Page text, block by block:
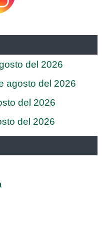
del 2026
agosto del 2026
del 2026
del 2026